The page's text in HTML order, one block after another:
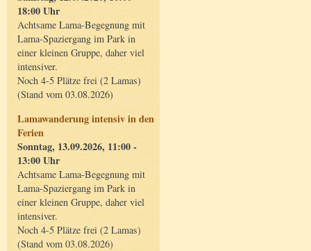
18:00 Uhr
Achtsame Lama-Begegnung mit
Lama-Spaziergang im Park in
einer kleinen Gruppe, daher viel
intensiver.
Noch 4-5 Plätze frei (2 Lamas)
(Stand vom 03.08.2026)
Lamawanderung intensiv in den
Ferien
Sonntag, 13.09.2026, 11:00 -
13:00 Uhr
Achtsame Lama-Begegnung mit
Lama-Spaziergang im Park in
einer kleinen Gruppe, daher viel
intensiver.
Noch 4-5 Plätze frei (2 Lamas)
(Stand vom 03.08.2026)